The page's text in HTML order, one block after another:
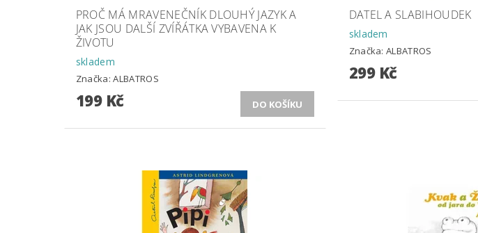
PROČ MÁ MRAVENEČNÍK DLOUHÝ JAZYK A
JAK JSOU DALŠÍ ZVÍŘÁTKA VYBAVENA K
ŽIVOTU
skladem
Značka:ALBATROS
199 Kč
DATEL A SLABIHOUDEK
skladem
Značka:ALBATROS
299 Kč